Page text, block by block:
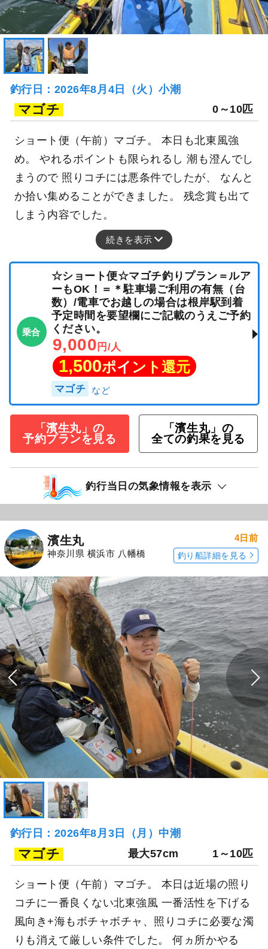
釣行日：2026年8月4日（火）小潮
マゴチ 0～10匹
ショート便（午前）マゴチ。 本日も北東風強
め。 やれるポイントも限られるし 潮も澄んでし
まうので 照りコチには悪条件でしたが、 なんと
か拾い集めることができました。 残念賞も出て
しまう内容でした。
続きを表示
乗合
☆ショート便☆マゴチ釣りプラン＝ルア
ーもOK！＝＊駐車場ご利用の有無（台
数）/電車でお越しの場合は根岸駅到着
予定時間を要望欄にご記載のうえご予約
ください。
9,000 円/人
1,500ポイント還元
マゴチ
「濱生丸」の
予約プランを見る
「濱生丸」の
全ての釣果を見る
釣行当日の気象情報を表示
濱生丸
神奈川県 横浜市 八幡橋
4日前
釣り船詳細を見る
釣行日：2026年8月3日（月）中潮
マゴチ 最大57cm 1～10匹
ショート便（午前）マゴチ。 本日は近場の照り
コチに一番良くない北東強風 一番活性を下げる
風向き+海もボチャボチャ、照りコチに必要な濁
りも消えて厳しい条件でした。 何ヵ所かやる